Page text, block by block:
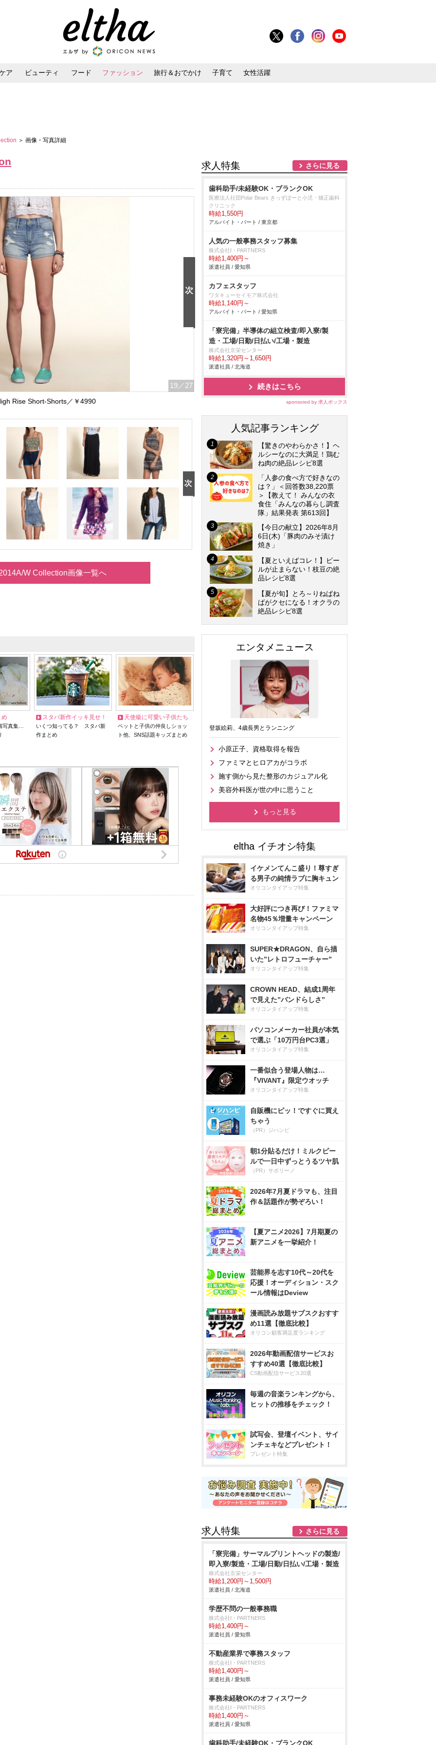
ア ビューティ フード ファッション 旅行＆おでかけ 子育て 女性活躍
＞ 画像・写真詳細
19 ／27
Rise Short-Shorts／￥4990
W Collection画像一覧へ
め
写真集…
スタバ新作イッキ見せ！
いくつ知ってる？ スタバ新
作まとめ
天使級に可愛い子供たち
ペットと子供の仲良しショッ
ト他、SNS話題キッズまとめ
求人特集 さらに見る
歯科助手/未経験OK・ブランクOK
医療法人社団Polar Bears きっずぽーと小児・矯正歯科
クリニック
時給1,550円
アルバイト・パート / 東京都
人気の一般事務スタッフ募集
株式会社I・PARTNERS
時給1,400円～
派遣社員 / 愛知県
カフェスタッフ
ワタキューセイモア株式会社
時給1,140円～
アルバイト・パート / 愛知県
「寮完備」半導体の組立検査/即入寮/製
造・工場/日勤/日払い/工場・製造
株式会社京栄センター
時給1,320円～1,650円
派遣社員 / 北海道
続きはこちら
sponsored by 求人ボックス
人気記事ランキング
【驚きのやわらかさ！】ヘ
ルシーなのに大満足！鶏む
ね肉の絶品レシピ8選
「人参の食べ方で好きなの
は？」＜回答数38,220票
＞【教えて！ みんなの衣
食住「みんなの暮らし調査
隊」結果発表 第613回】
【今日の献立】2026年8月
6日(木)「豚肉のみそ漬け
焼き」
【夏といえばコレ！】ビー
ルが止まらない！枝豆の絶
品レシピ8選
【夏が旬】とろ～りねばね
ばがクセになる！オクラの
絶品レシピ8選
エンタメニュース
登坂絵莉、4歳長男とランニング
小原正子、資格取得を報告
ファミマとヒロアカがコラボ
施す側から見た整形のカジュアル化
美容外科医が世の中に思うこと
もっと見る
イケメンてんこ盛り！尊すぎ
る男子の純情ラブに胸キュン
オリコンタイアップ特集
大好評につき再び！ファミマ
名物45％増量キャンペーン
オリコンタイアップ特集
SUPER★DRAGON、自ら描
いた”レトロフューチャー”
オリコンタイアップ特集
CROWN HEAD、結成1周年
で見えた”バンドらしさ”
オリコンタイアップ特集
パソコンメーカー社員が本気
で選ぶ「10万円台PC3選」
オリコンタイアップ特集
一番似合う登場人物は…
『VIVANT』限定ウオッチ
オリコンタイアップ特集
自販機にピッ！ですぐに買え
ちゃう
（PR）ジハンピ
朝1分貼るだけ！ミルクピー
ルで一日中ずっとうるツヤ肌
（PR）サボリーノ
2026年7月夏ドラマも、注目
作＆話題作が勢ぞろい！
【夏アニメ2026】7月期夏の
新アニメを一挙紹介！
芸能界を志す10代～20代を
応援！オーディション・スク
ール情報はDeview
漫画読み放題サブスクおすす
め11選【徹底比較】
オリコン顧客満足度ランキング
2026年動画配信サービスお
すすめ40選【徹底比較】
CS動画配信サービス20選
毎週の音楽ランキングから、
ヒットの推移をチェック！
試写会、登壇イベント、サイ
ンチェキなどプレゼント！
プレゼント特集
求人特集 さらに見る
「寮完備」サーマルプリントヘッドの製造/
即入寮/製造・工場/日勤/日払い/工場・製造
株式会社京栄センター
時給1,200円～1,500円
派遣社員 / 北海道
学歴不問の一般事務職
株式会社I・PARTNERS
時給1,400円～
派遣社員 / 愛知県
不動産業界で事務スタッフ
株式会社I・PARTNERS
時給1,400円～
派遣社員 / 愛知県
事務未経験OKのオフィスワーク
株式会社I・PARTNERS
時給1,400円～
派遣社員 / 愛知県
歯科助手/未経験OK・ブランクOK